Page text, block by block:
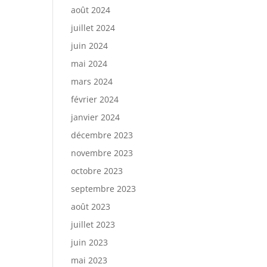
août 2024
juillet 2024
juin 2024
mai 2024
mars 2024
février 2024
janvier 2024
décembre 2023
novembre 2023
octobre 2023
septembre 2023
août 2023
juillet 2023
juin 2023
mai 2023